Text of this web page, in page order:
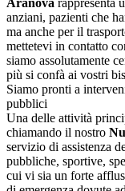
Aranova rappresenta
anziani, pazienti che
ma anche per il
mettetevi in contatto
siamo assolutamente
più si confà ai vostri
Siamo pronti a
pubblici
Una delle attività
chiamando il nostro
servizio di assistenza
pubbliche, sportive,
cui vi sia un forte